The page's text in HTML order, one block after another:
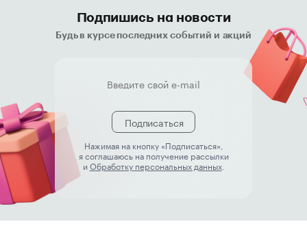
Подпишись на новости
Будь в курсе последних событий и акций
Подписаться
Нажимая на кнопку «Подписаться»,
я соглашаюсь на получение рассылки
иОбработку персональных данных.